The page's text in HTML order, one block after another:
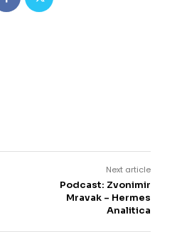
Next article
Podcast: Zvonimir
Mravak – Hermes
Analitica